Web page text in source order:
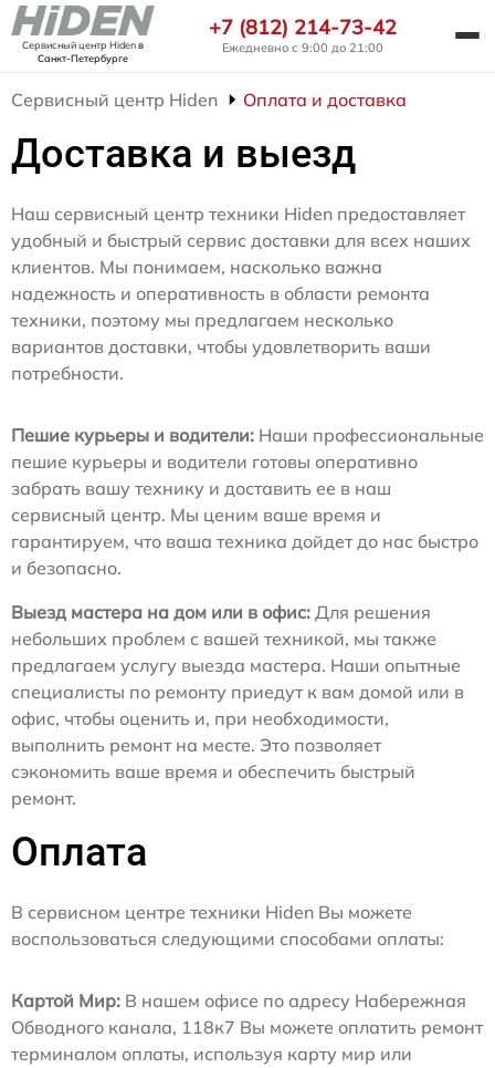
Сервисный центр Hidenв
Санкт-Петербурге
+7 (812) 214-73-42
Ежедневно с 9:00 до 21:00
Сервисный центр Hiden Оплата и доставка
Доставка и выезд
Наш сервисный центр техники Hiden предоставляет
удобный и быстрый сервис доставки для всех наших
клиентов. Мы понимаем, насколько важна
надежность и оперативность в области ремонта
техники, поэтому мы предлагаем несколько
вариантов доставки, чтобы удовлетворить ваши
потребности.
Пешие курьеры и водители: Наши профессиональные
пешие курьеры и водители готовы оперативно
забрать вашу технику и доставить ее в наш
сервисный центр. Мы ценим ваше время и
гарантируем, что ваша техника дойдет до нас быстро
и безопасно.
Выезд мастера на дом или в офис: Для решения
небольших проблем с вашей техникой, мы также
предлагаем услугу выезда мастера. Наши опытные
специалисты по ремонту приедут к вам домой или в
офис, чтобы оценить и, при необходимости,
выполнить ремонт на месте. Это позволяет
сэкономить ваше время и обеспечить быстрый
ремонт.
Оплата
В сервисном центре техники Hiden Вы можете
воспользоваться следующими способами оплаты:
Картой Мир: В нашем офисе по адресу Набережная
Обводного канала, 118к7 Вы можете оплатить ремонт
терминалом оплаты, используя карту мир или